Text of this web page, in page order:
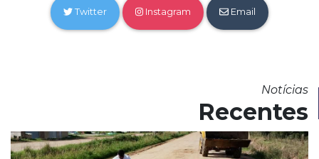
Twitter Instagram Email
Notícias
Recentes